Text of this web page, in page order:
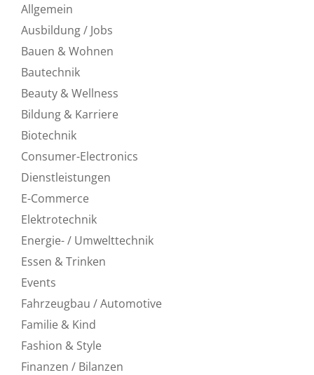
Allgemein
Ausbildung / Jobs
Bauen & Wohnen
Bautechnik
Beauty & Wellness
Bildung & Karriere
Biotechnik
Consumer-Electronics
Dienstleistungen
E-Commerce
Elektrotechnik
Energie- / Umwelttechnik
Essen & Trinken
Events
Fahrzeugbau / Automotive
Familie & Kind
Fashion & Style
Finanzen / Bilanzen